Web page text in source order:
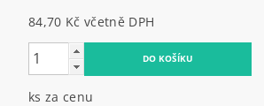
84,70 Kč včetně DPH
ks za cenu